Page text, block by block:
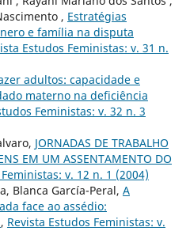
, Estratégias
e família na disputa
Estudos Feministas: v. 31 n.
adultos: capacidade e
materno na deficiência
Feministas: v. 32 n. 3
JORNADAS DE TRABALHO
EM UM ASSENTAMENTO DO
v. 12 n. 1 (2004)
Blanca García-Peral, A
face ao assédio:
, Revista Estudos Feministas: v.